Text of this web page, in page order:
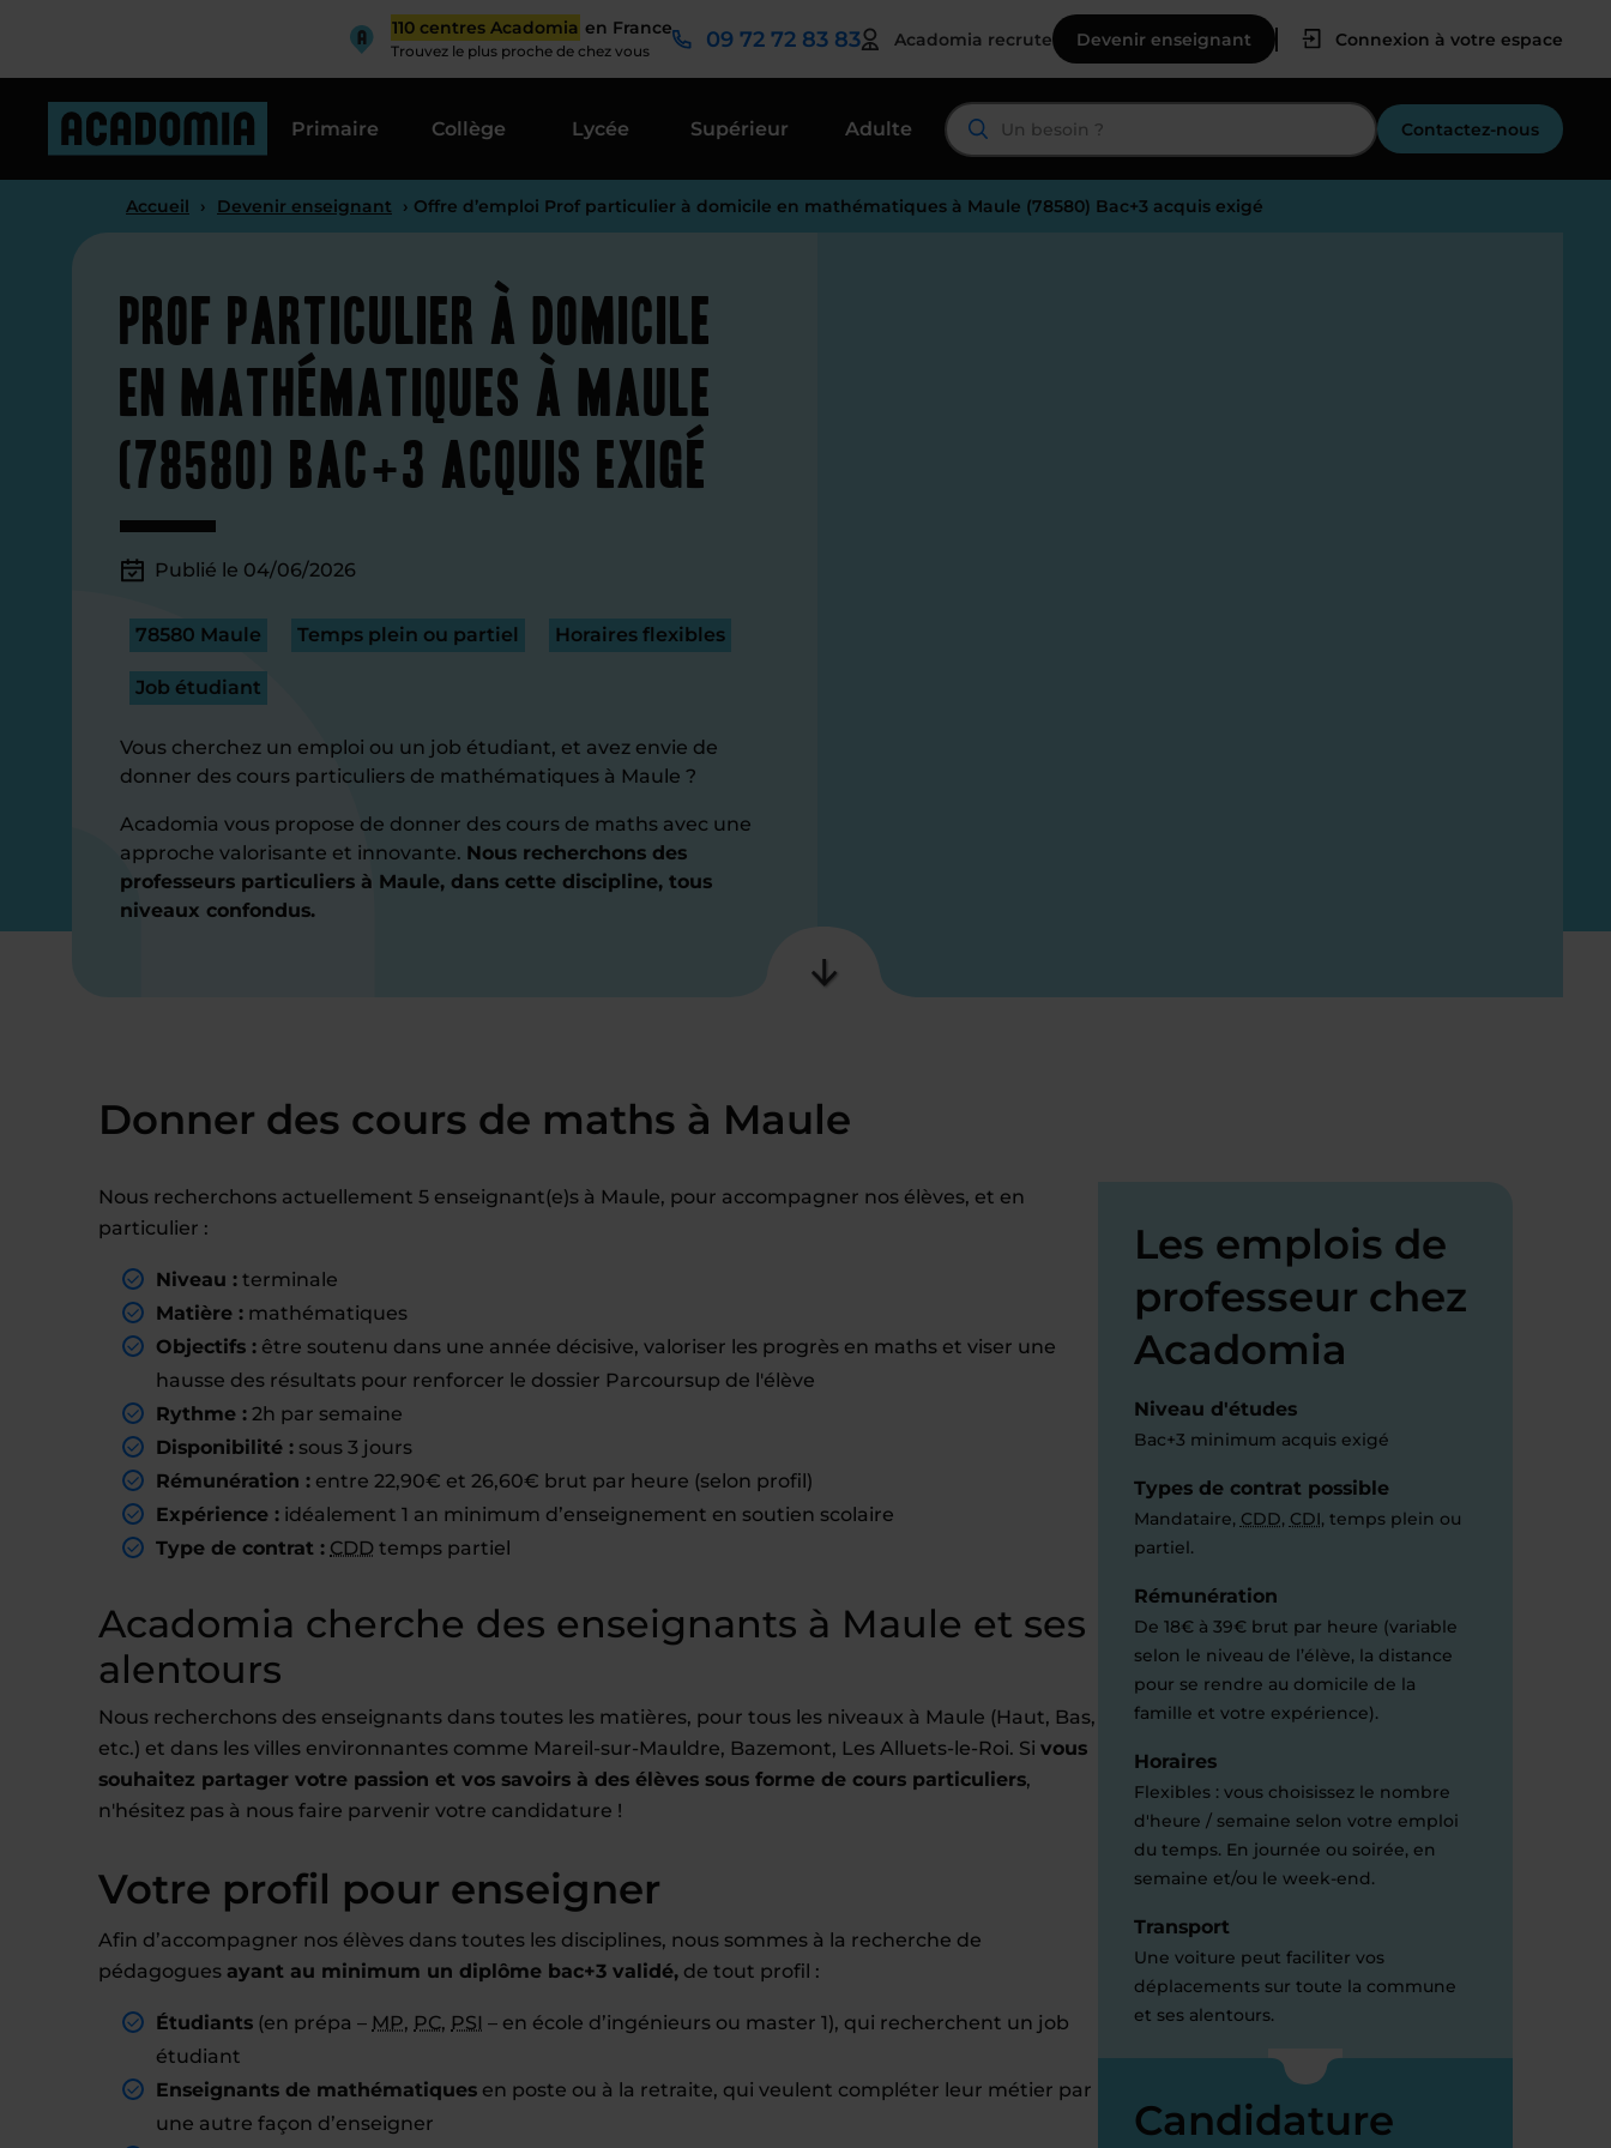
110 centres Acadomia en France
Trouvez le plus proche de chez vous 09 72 72 83 83 Acadomia recrute Devenir enseignant Connexion à votre espace
Primaire Collège Lycée Supérieur Adulte Contactez-nous
Accueil › Devenir enseignant › Offre d’emploi Prof particulier à domicile en mathématiques à Maule (78580) Bac+3 acquis exigé
Prof particulier à domicile
en mathématiques à Maule
(78580) Bac+3 acquis exigé
Publié le 04/06/2026
78580 Maule Temps plein ou partiel Horaires flexibles
Job étudiant
Vous cherchez un emploi ou un job étudiant, et avez envie de
donner des cours particuliers de mathématiques à Maule ?
Acadomia vous propose de donner des cours de maths avec une
approche valorisante et innovante. Nous recherchons des
professeurs particuliers à Maule, dans cette discipline, tous
niveaux confondus.
Donner des cours de maths à Maule
Nous recherchons actuellement 5 enseignant(e)s à Maule, pour accompagner nos élèves, et en
particulier :
Niveau : terminale
Matière : mathématiques
Objectifs : être soutenu dans une année décisive, valoriser les progrès en maths et viser une
hausse des résultats pour renforcer le dossier Parcoursup de l'élève
Rythme : 2h par semaine
Disponibilité : sous 3 jours
Rémunération : entre 22,90€ et 26,60€ brut par heure (selon profil)
Expérience : idéalement 1 an minimum d’enseignement en soutien scolaire
Type de contrat : CDD temps partiel
Acadomia cherche des enseignants à Maule et ses
alentours
Nous recherchons des enseignants dans toutes les matières, pour tous les niveaux à Maule (Haut, Bas,
etc.) et dans les villes environnantes comme Mareil-sur-Mauldre, Bazemont, Les Alluets-le-Roi. Si vous
souhaitez partager votre passion et vos savoirs à des élèves sous forme de cours particuliers,
n'hésitez pas à nous faire parvenir votre candidature !
Votre profil pour enseigner
Afin d’accompagner nos élèves dans toutes les disciplines, nous sommes à la recherche de
pédagogues ayant au minimum un diplôme bac+3 validé, de tout profil :
Étudiants (en prépa – MP, PC, PSI – en école d’ingénieurs ou master 1), qui recherchent un job
étudiant
Enseignants de mathématiques en poste ou à la retraite, qui veulent compléter leur métier par
une autre façon d’enseigner
Les emplois de
professeur chez
Acadomia
Niveau d'études
Bac+3 minimum acquis exigé
Types de contrat possible
Mandataire, CDD, CDI, temps plein ou
partiel.
Rémunération
De 18€ à 39€ brut par heure (variable
selon le niveau de l’élève, la distance
pour se rendre au domicile de la
famille et votre expérience).
Horaires
Flexibles : vous choisissez le nombre
d'heure / semaine selon votre emploi
du temps. En journée ou soirée, en
semaine et/ou le week-end.
Transport
Une voiture peut faciliter vos
déplacements sur toute la commune
et ses alentours.
Candidature